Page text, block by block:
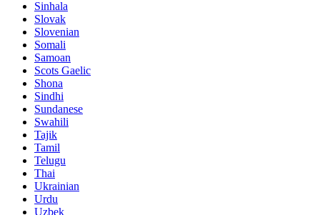
Sinhala
Slovak
Slovenian
Somali
Samoan
Scots Gaelic
Shona
Sindhi
Sundanese
Swahili
Tajik
Tamil
Telugu
Thai
Ukrainian
Urdu
Uzbek